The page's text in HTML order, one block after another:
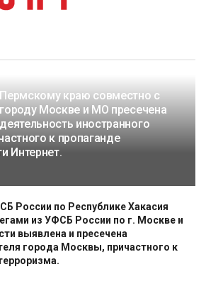
краю совместно с
Москве и МО пресечена
иностранного
к пропаганде
Интернет.
России по Республике Хакасия
из УФСБ России по г. Москве и
выявлена и пресечена
города Москвы, причастного к